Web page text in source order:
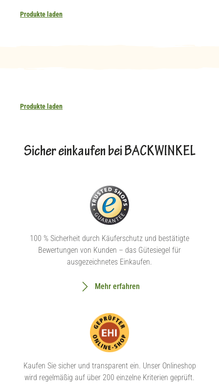
Produkte laden
Produkte laden
Sicher einkaufen bei BACKWINKEL
100 % Sicherheit durch Käuferschutz und bestätigte
Bewertungen von Kunden – das Gütesiegel für
ausgezeichnetes Einkaufen.
Mehr erfahren
Kaufen Sie sicher und transparent ein. Unser Onlineshop
wird regelmäßig auf über 200 einzelne Kriterien geprüft.